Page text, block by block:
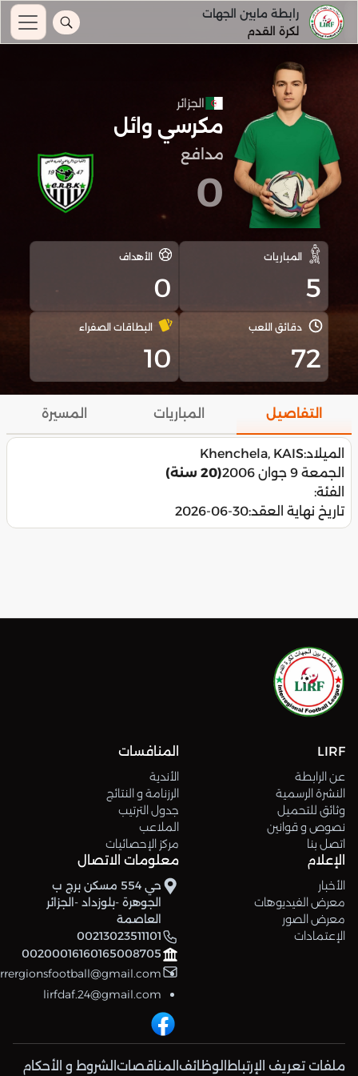
رابطة مابين الجهات
لكرة القدم
الجزائر
مكرسي وائل
مدافع
0
المباريات
5
الأهداف
0
دقائق اللعب
72
البطاقات الصفراء
10
التفاصيل المباريات المسيرة
الميلاد:Khenchela, KAIS
الجمعة 9 جوان 2006
(20 سنة)
الفئة:
تاريخ نهاية العقد:2026-06-30
LIRF
عن الرابطة
النشرة الرسمية
وثائق للتحميل
نصوص و قوانين
اتصل بنا
المنافسات
الأندية
الرزنامة و النتائج
جدول الترتيب
الملاعب
مركز الإحصائيات
الإعلام
الأخبار
معرض الفيديوهات
معرض الصور
الإعتمادات
معلومات الاتصال
حي 554 مسكن برج ب
الجوهرة -بلوزداد -الجزائر
العاصمة
00213023511101
00200016160165008705
lirfdaf.24@gmail.com
ملفات تعريف الإرتباط الوظائف المناقصات الشروط و الأحكام